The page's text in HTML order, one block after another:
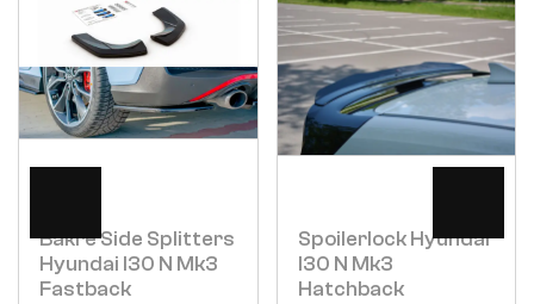
Bakre Side Splitters
Hyundai I30 N Mk3
Fastback
Spoilerlock Hyundai
I30 N Mk3
Hatchback